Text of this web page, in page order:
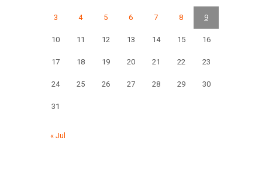
3 4 5 6 7 8 9
10 11 12 13 14 15 16
17 18 19 20 21 22 23
24 25 26 27 28 29 30
31
« Jul